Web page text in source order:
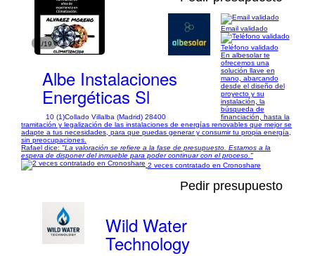
1/19
Albe Instalaciones
Energéticas Sl
10 (1)Collado Villalba (Madrid) 28400
Email validado
Teléfono validado
En albesolar te
ofrecemos una
solución llave en
mano, abarcando
desde el diseño del
proyecto y su
instalación, la
búsqueda de
financiación, hasta la
tramitación y legalización de las instalaciones de energías renovables que mejor se
adapte a tus necesidades, para que puedas generar y consumir tu propia energía,
sin preocupaciones.
Rafael dice: "La valoración se refiere a la fase de presupuesto. Estamos a la
espera de disponer del inmueble para poder continuar con el proceso."
2 veces contratado en Cronoshare
Pedir presupuesto
Wild Water
Technology